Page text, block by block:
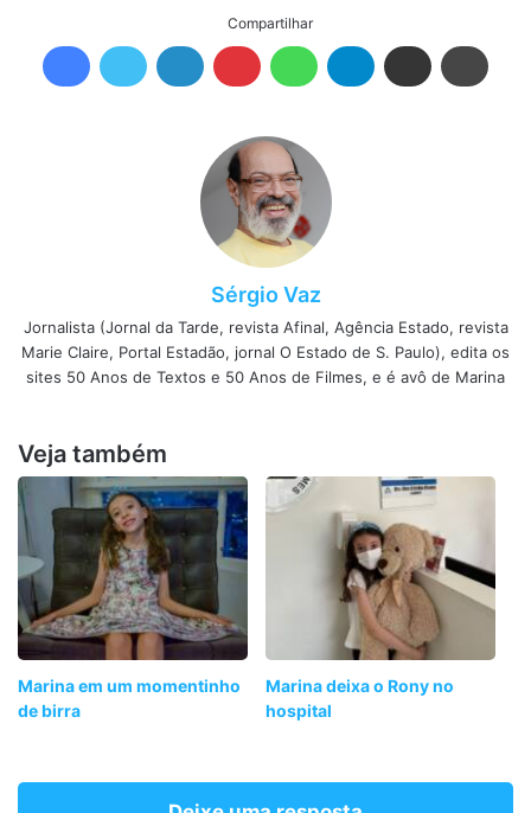
Compartilhar
Sérgio Vaz
Jornalista (Jornal da Tarde, revista Afinal, Agência Estado, revista
Marie Claire, Portal Estadão, jornal O Estado de S. Paulo), edita os
sites 50 Anos de Textos e 50 Anos de Filmes, e é avô de Marina
Veja também
Marina em um momentinho
de birra
Marina deixa o Rony no
hospital